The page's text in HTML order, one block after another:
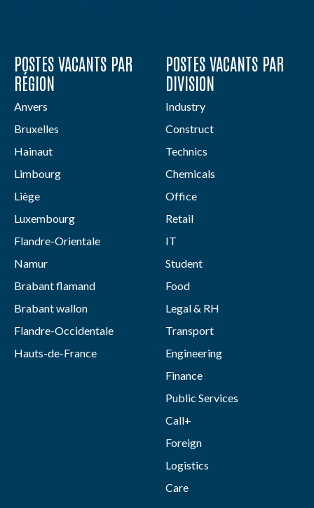
POSTES VACANTS PAR
RÉGION
Anvers
Bruxelles
Hainaut
Limbourg
Liège
Luxembourg
Flandre-Orientale
Namur
Brabant flamand
Brabant wallon
Flandre-Occidentale
Hauts-de-France
POSTES VACANTS PAR
DIVISION
Industry
Construct
Technics
Chemicals
Office
Retail
IT
Student
Food
Legal & RH
Transport
Engineering
Finance
Public Services
Call+
Foreign
Logistics
Care